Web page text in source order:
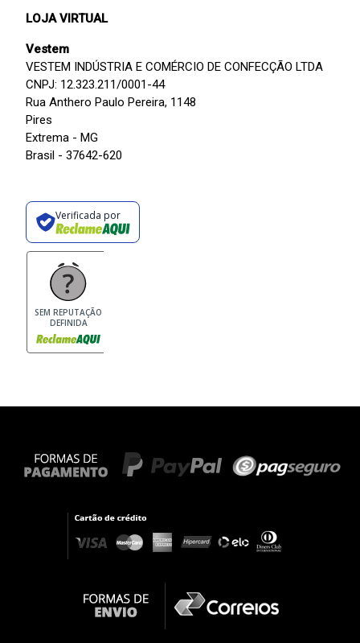
LOJA VIRTUAL
Vestem
VESTEM INDÚSTRIA E COMÉRCIO DE CONFECÇÃO LTDA
CNPJ: 12.323.211/0001-44
Rua Anthero Paulo Pereira, 1148
Pires
Extrema - MG
Brasil - 37642-620
Verificada por
SEM REPUTAÇÃO
DEFINIDA